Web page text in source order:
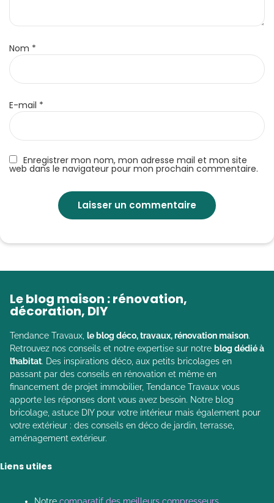
Enregistrer mon nom, mon adresse mail et mon site
web dans le navigateur pour mon prochain commentaire.
Nom *
E-mail *
Le blog maison : rénovation,
décoration, DIY
Tendance Travaux, le blog déco, travaux, rénovation maison.
Retrouvez nos conseils et notre expertise sur notre blog dédié à
l’habitat. Des inspirations déco, aux petits bricolages en
passant par des conseils en rénovation et même en
financement de projet immobilier, Tendance Travaux vous
apporte les réponses dont vous avez besoin. Notre blog
bricolage, astuce DIY pour votre intérieur mais également pour
votre extérieur : des conseils en déco de jardin, terrasse,
aménagement extérieur.
Liens utiles